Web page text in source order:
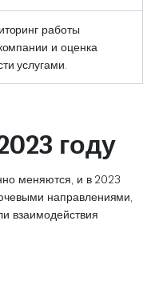
работы
и оценка
услугами.
году
меняются, и в 2023
направлениями,
взаимодействия